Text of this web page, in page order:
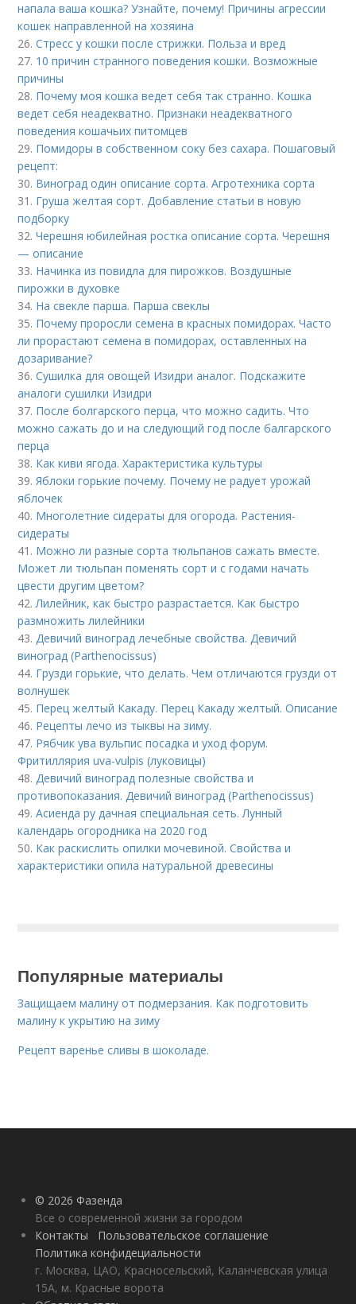
напала ваша кошка? Узнайте, почему! Причины агрессии
кошек направленной на хозяина
26.Стресс у кошки после стрижки. Польза и вред
27. 10 причин странного поведения кошки. Возможные
причины
28. Почему моя кошка ведет себя так странно. Кошка
ведет себя неадекватно. Признаки неадекватного
поведения кошачьих питомцев
29. Помидоры в собственном соку без сахара. Пошаговый
рецепт:
30. Виноград один описание сорта. Агротехника сорта
31. Груша желтая сорт. Добавление статьи в новую
подборку
32.Черешня юбилейная ростка описание сорта. Черешня
— описание
33. Начинка из повидла для пирожков. Воздушные
пирожки в духовке
34. На свекле парша. Парша свеклы
35. Почему проросли семена в красных помидорах. Часто
ли прорастают семена в помидорах, оставленных на
дозаривание?
36.Сушилка для овощей Изидри аналог. Подскажите
аналоги сушилки Изидри
37. После болгарского перца, что можно садить. Что
можно сажать до и на следующий год после балгарского
перца
38. Как киви ягода. Характеристика культуры
39.Яблоки горькие почему. Почему не радует урожай
яблочек
40. Многолетние сидераты для огорода. Растения-
сидераты
41. Можно ли разные сорта тюльпанов сажать вместе.
Может ли тюльпан поменять сорт и с годами начать
цвести другим цветом?
42.Лилейник, как быстро разрастается. Как быстро
размножить лилейники
43.Девичий виноград лечебные свойства. Девичий
виноград (Parthenocissus)
44. Грузди горькие, что делать. Чем отличаются грузди от
волнушек
45. Перец желтый Какаду. Перец Какаду желтый. Описание
46. Рецепты лечо из тыквы на зиму.
47. Рябчик ува вульпис посадка и уход форум.
Фритиллярия uva-vulpis (луковицы)
48.Девичий виноград полезные свойства и
противопоказания. Девичий виноград (Parthenocissus)
49.Асиенда ру дачная специальная сеть. Лунный
календарь огородника на 2020 год
50. Как раскислить опилки мочевиной. Свойства и
характеристики опила натуральной древесины
Популярные материалы
Защищаем малину от подмерзания. Как подготовить
малину к укрытию на зиму
Рецепт варенье сливы в шоколаде.
© 2026 Фазенда
Все о современной жизни за городом
Контакты
Пользовательское соглашение
Политика конфидециальности
г. Москва, ЦАО, Красносельский, Каланчевская улица
15А, м. Красные ворота